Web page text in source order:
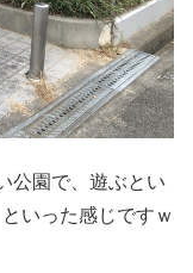
公園で、遊ぶとい
いった感じですｗ